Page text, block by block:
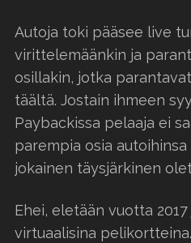
Autoja toki pääsee live
virittelemäänkin ja
osillakin, jotka
täältä. Jostain ihmeen
Paybackissa pelaaja ei
parempia osia
jokainen täysjärkinen
Ehei, eletään vuotta
virtuaalisina